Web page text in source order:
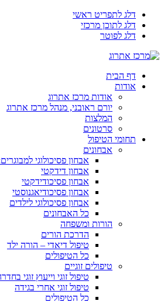
דלג לתפריט ראשי
דלג לתוכן מרכזי
דלג לפוטר
דף הבית
אודות
אודות מרכז אתרוג
יורם ראובני, מנהל מרכז אתרוג
המלצות
סרטונים
תחומי הטיפול
אבחונים
אבחון פסיכולוגי
אבחון דידקטי
אבחון פסיכודידקטי
אבחון פסיכודיאגנוסטי
אבחון פסיכולוגי לילדים
כל האבחונים
הורות ומשפחה
הדרכת הורים
טיפול דיאדי – הורה ילד
כל הטיפולים
טיפולים זוגיים
טיפול זוגי וייעוץ זוגי
טיפול זוגי אחרי בגידה
כל הטיפולים